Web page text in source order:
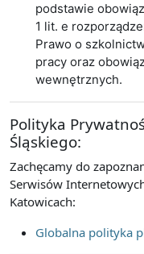
podstawie
1 lit. e
Prawo o
pracy oraz
wewnętrznych.
Polityka
Śląskiego:
Zachęcamy do
Serwisów
Katowicach:
Globalna polityka